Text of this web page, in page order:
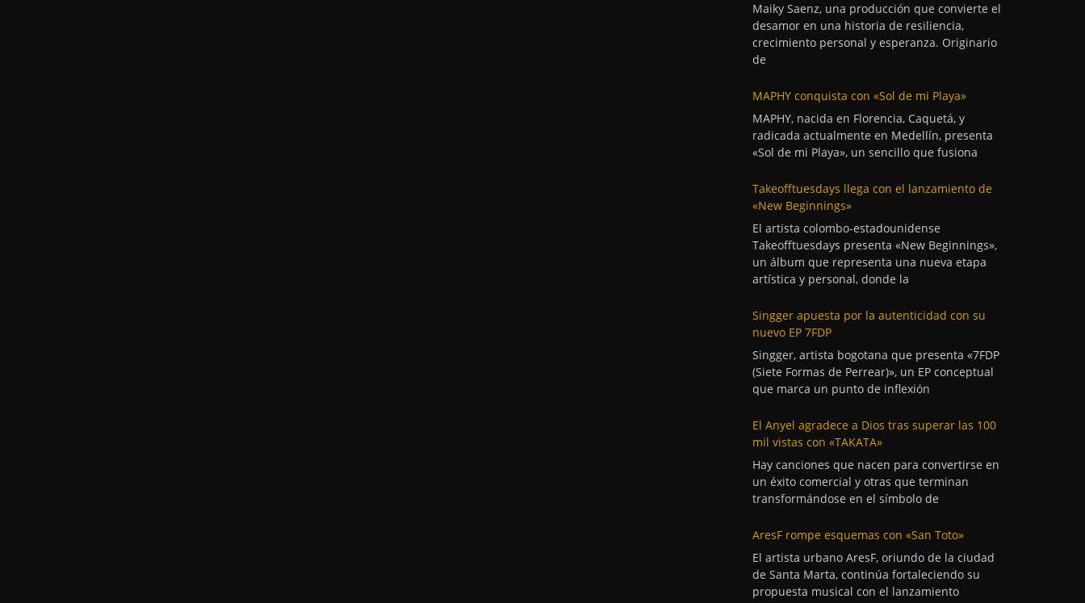
Maiky Saenz, una producción que convierte el
desamor en una historia de resiliencia,
crecimiento personal y esperanza. Originario
de
MAPHY conquista con «Sol de mi Playa»
MAPHY, nacida en Florencia, Caquetá, y
radicada actualmente en Medellín, presenta
«Sol de mi Playa», un sencillo que fusiona
Takeofftuesdays llega con el lanzamiento de
«New Beginnings»
El artista colombo-estadounidense
Takeofftuesdays presenta «New Beginnings»,
un álbum que representa una nueva etapa
artística y personal, donde la
Singger apuesta por la autenticidad con su
nuevo EP 7FDP
Singger, artista bogotana que presenta «7FDP
(Siete Formas de Perrear)», un EP conceptual
que marca un punto de inflexión
El Anyel agradece a Dios tras superar las 100
mil vistas con «TAKATA»
Hay canciones que nacen para convertirse en
un éxito comercial y otras que terminan
transformándose en el símbolo de
AresF rompe esquemas con «San Toto»
El artista urbano AresF, oriundo de la ciudad
de Santa Marta, continúa fortaleciendo su
propuesta musical con el lanzamiento